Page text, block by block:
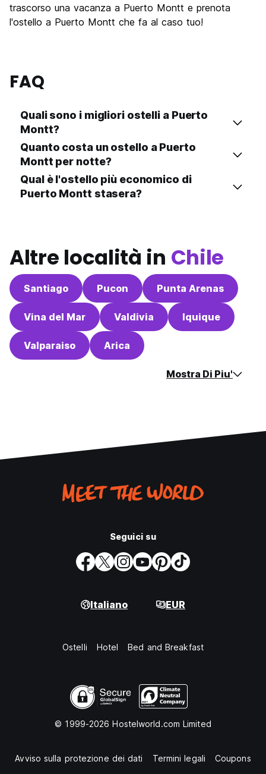
Festa / Vita notturna
Qualita' Prezzo
trascorso una vacanza a Puerto Montt e prenota
l'ostello a Puerto Montt che fa al caso tuo!
FAQ
Quali sono i migliori ostelli a Puerto
Montt?
Quanto costa un ostello a Puerto
Montt per notte?
Qual è l'ostello più economico di
Puerto Montt stasera?
Altre località in Chile
Santiago Pucon Punta Arenas
Vina del Mar Valdivia Iquique
Valparaiso Arica
Mostra Di Piu'
Seguici su
Italiano EUR
Ostelli Hotel Bed and Breakfast
© 1999-2026 Hostelworld.com Limited
Avviso sulla protezione dei dati Termini legali Coupons